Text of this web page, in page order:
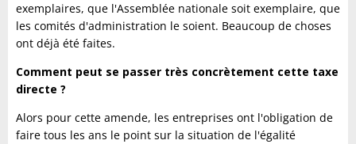
exemplaires, que l'Assemblée nationale soit exemplaire, que
les comités d'administration le soient. Beaucoup de choses
ont déjà été faites.
Comment peut se passer très concrètement cette taxe
directe ?
Alors pour cette amende, les entreprises ont l'obligation de
faire tous les ans le point sur la situation de l'égalité